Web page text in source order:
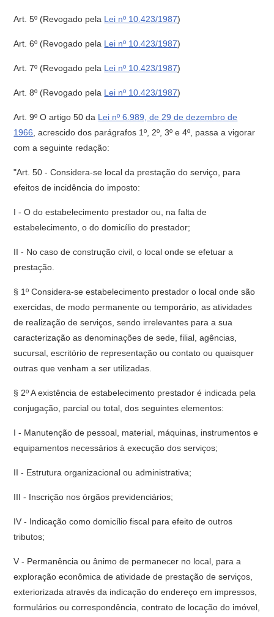
Art. 5º (Revogado pela Lei nº 10.423/1987)
Art. 6º (Revogado pela Lei nº 10.423/1987)
Art. 7º (Revogado pela Lei nº 10.423/1987)
Art. 8º (Revogado pela Lei nº 10.423/1987)
Art. 9º O artigo 50 da Lei nº 6.989, de 29 de dezembro de
1966 , acrescido dos parágrafos 1º, 2º, 3º e 4º, passa a vigorar
com a seguinte redação:
"Art. 50 - Considera-se local da prestação do serviço, para
efeitos de incidência do imposto:
I - O do estabelecimento prestador ou, na falta de
estabelecimento, o do domicílio do prestador;
II - No caso de construção civil, o local onde se efetuar a
prestação.
§ 1º Considera-se estabelecimento prestador o local onde são
exercidas, de modo permanente ou temporário, as atividades
de realização de serviços, sendo irrelevantes para a sua
caracterização as denominações de sede, filial, agências,
sucursal, escritório de representação ou contato ou quaisquer
outras que venham a ser utilizadas.
§ 2º A existência de estabelecimento prestador é indicada pela
conjugação, parcial ou total, dos seguintes elementos:
I - Manutenção de pessoal, material, máquinas, instrumentos e
equipamentos necessários à execução dos serviços;
II - Estrutura organizacional ou administrativa;
III - Inscrição nos órgãos previdenciários;
IV - Indicação como domicílio fiscal para efeito de outros
tributos;
V - Permanência ou ânimo de permanecer no local, para a
exploração econômica de atividade de prestação de serviços,
exteriorizada através da indicação do endereço em impressos,
formulários ou correspondência, contrato de locação do imóvel,